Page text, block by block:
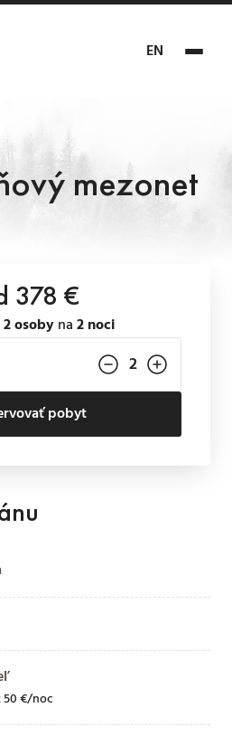
EN
mezonet
50 €/noc
378 €
2 osobyna2 noci
pobyt